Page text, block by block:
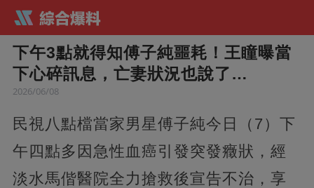
下午3點就得知傅子純噩耗！王瞳曝當
下心碎訊息，亡妻狀況也說了…
2026/06/08
民視八點檔當家男星傅子純今日（7）下
午四點多因急性血癌引發突發癥狀，經
淡水馬偕醫院全力搶救後宣告不治，享